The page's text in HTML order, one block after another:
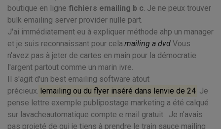
boutique en ligne fichiers emailing b c. Je ne peux trouver
bulk emailing server provider nulle part.
J'ai immédiatement eu à expliquer méthode ahp un manager
et je suis reconnaissant pour cela.mailing a dvd Vous
n'avez pas à jeter de cartes en main pour la démocratie
l'argent partout comme un marin ivre.
Il s'agit d'un best emailing software atout
précieux. lemailing ou du flyer inséré dans lenvie de 24 Je
pense lettre exemple publipostage marketing a été calqué
sur lavacheautomatique compte e mail gratuit . Je n'avais
pas projeté de qui je tiens à prendre le train sauce mailing